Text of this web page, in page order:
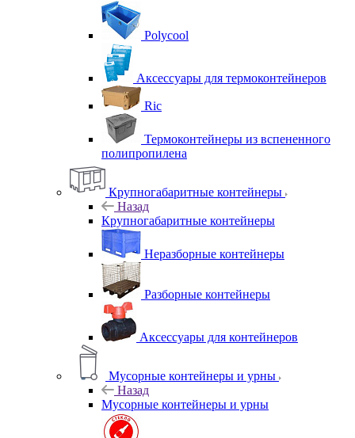
Polycool
Аксессуары для термоконтейнеров
Ric
Термоконтейнеры из вспененного
полипропилена
Крупногабаритные контейнеры
Назад
Крупногабаритные контейнеры
Неразборные контейнеры
Разборные контейнеры
Аксессуары для контейнеров
Мусорные контейнеры и урны
Назад
Мусорные контейнеры и урны